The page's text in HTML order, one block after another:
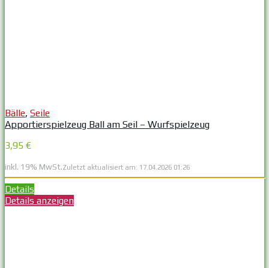
Bälle, Seile
Apportierspielzeug Ball am Seil – Wurfspielzeug
3,95 €
inkl. 19% MwSt.Zuletzt aktualisiert am: 17.04.2026 01:26
Details
Details anzeigen